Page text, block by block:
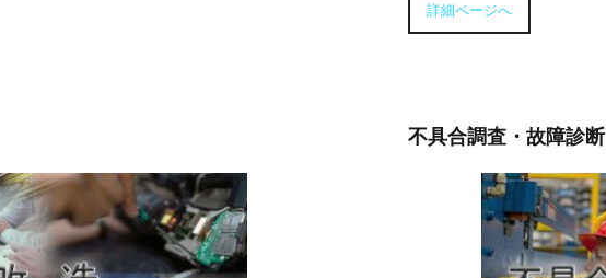
詳細ページへ
不具合調査・故障診断